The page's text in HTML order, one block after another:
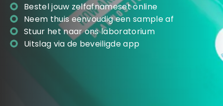
Bestel jouw zelfafnameset online
Neem thuis eenvoudig een sample af
Stuur het naar ons laboratorium
Uitslag via de beveiligde app